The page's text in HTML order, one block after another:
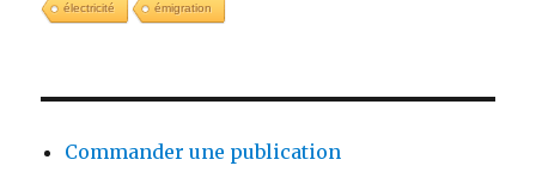
électricité émigration
Commander une publication